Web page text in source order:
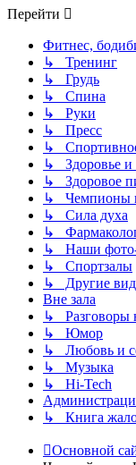
Перейти
Фитнес,
↳ Тренинг
↳ Грудь
↳ Спина
↳ Руки
↳ Пресс
↳
↳ Здоровье и
↳ Здоровое
↳ Чемпионы
↳ Сила духа
↳
↳ Наши
↳ Спортзалы
↳ Другие
Вне зала
↳ Разговоры
↳ Юмор
↳ Любовь и
↳ Музыка
↳ Hi-Tech
↳ Книга
Основной